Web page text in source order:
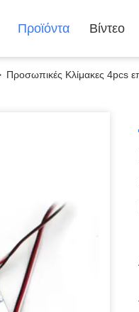
Προϊόντα Βίντεο
Προσωπικές Κλίμακες 4pcs